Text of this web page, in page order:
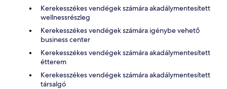
Kerekesszékes vendégek számára akadálymentesített
wellnessrészleg
Kerekesszékes vendégek számára igénybe vehető
business center
Kerekesszékes vendégek számára akadálymentesített
étterem
Kerekesszékes vendégek számára akadálymentesített
társalgó